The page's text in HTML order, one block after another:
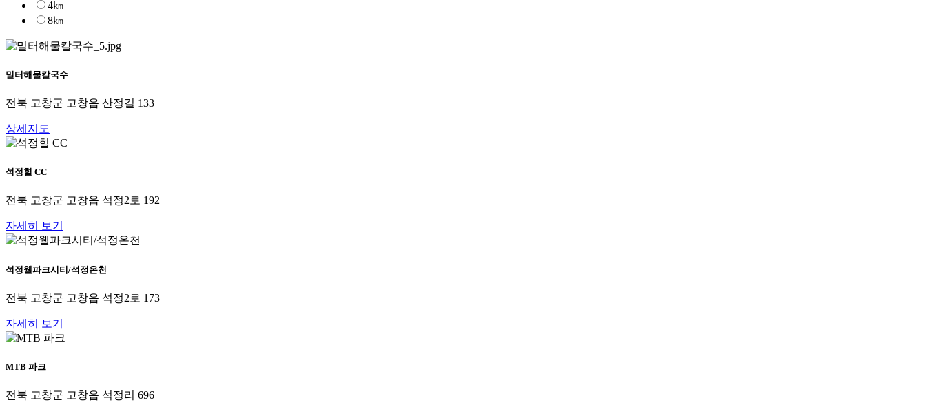
4㎞
8㎞
밀터해물칼국수
전북 고창군 고창읍 산정길 133
상세지도
석정힐 CC
전북 고창군 고창읍 석정2로 192
자세히 보기
석정웰파크시티/석정온천
전북 고창군 고창읍 석정2로 173
자세히 보기
MTB 파크
전북 고창군 고창읍 석정리 696